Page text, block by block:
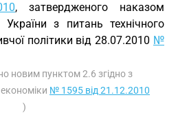
, затвердженого наказом
з питань технічного
політики від 28.07.2010 №
новим пунктом 2.6 згідно з
№ 1595 від 21.12.2010
)